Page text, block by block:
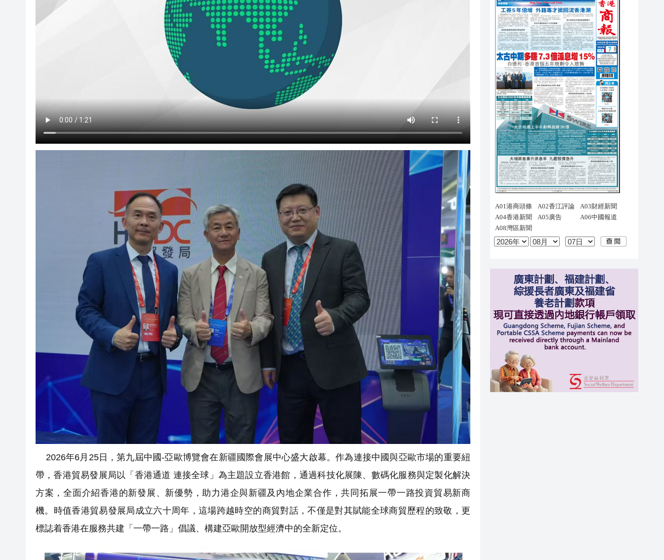
2026年6月25日，第九屆中國-亞歐博覽會在新疆國際會展中心盛大啟幕。作為連接中國與亞歐市場的重要紐
帶，香港貿易發展局以「香港通道 連接全球」為主題設立香港館，通過科技化展陳、數碼化服務與定製化解決
方案，全面介紹香港的新發展、新優勢，助力港企與新疆及內地企業合作，共同拓展一帶一路投資貿易新商
機。時值香港貿易發展局成立六十周年，這場跨越時空的商貿對話，不僅是對其賦能全球商貿歷程的致敬，更
標誌着香港在服務共建「一帶一路」倡議、構建亞歐開放型經濟中的全新定位。